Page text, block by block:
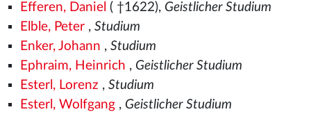
Efferen, Daniel ( †1622), Geistlicher Studium
Elble, Peter, Studium
Enker, Johann , Studium
Ephraim, Heinrich , Geistlicher Studium
Esterl, Lorenz , Studium
Esterl, Wolfgang, Geistlicher Studium